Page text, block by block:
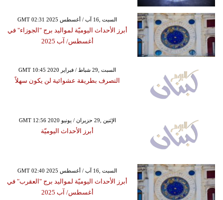
GMT 02:31 2025 السبت ,16 آب / أغسطس
أبرز الأحداث اليوميّة لمواليد برج "الجوزاء" في
أغسطس/ آب 2025
GMT 10:45 2020 السبت ,29 شباط / فبراير
التصرف بطريقة عشوائية لن يكون سهلاً
GMT 12:56 2020 الإثنين ,29 حزيران / يونيو
أبرز الأحداث اليوميّة
GMT 02:40 2025 السبت ,16 آب / أغسطس
أبرز الأحداث اليوميّة لمواليد برج "العقرب" في
أغسطس/ آب 2025